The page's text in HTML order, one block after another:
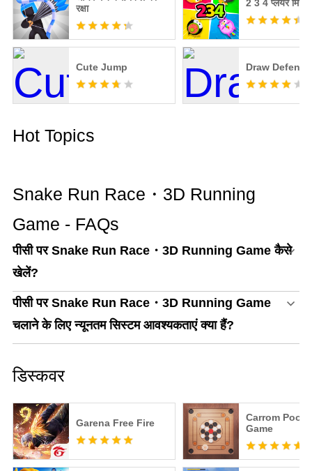
रक्षा
2 3 4 प्लेयर
Cute Jump Draw Defense
Hot Topics
Snake Run Race・3D Running
Game - FAQs
पीसी पर Snake Run Race・3D Running Game कैसे
खेलें?
पीसी पर Snake Run Race・3D Running Game
चलाने के लिए न्यूनतम सिस्टम आवश्यकताएं क्या हैं?
डिस्कवर
Garena Free Fire
Carrom Pool:
Game